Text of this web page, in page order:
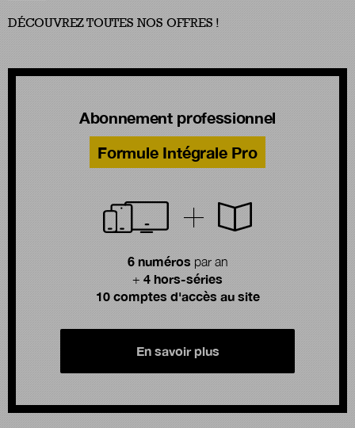
DÉCOUVREZ TOUTES NOS OFFRES !
Abonnement professionnel
Formule Intégrale Pro
6 numéros par an
+ 4 hors-séries
10 comptes d'accès au site
En savoir plus